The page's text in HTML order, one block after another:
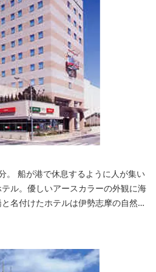
。 船が港で休息するように人が集い
ル。優しいアースカラーの外観に海
名付けたホテルは伊勢志摩の自然保
工夫と設備を備えています。 和食・
ます。 また、宿泊のお客様は途中出